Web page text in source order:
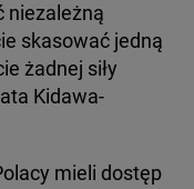
niezależną
skasować jedną
żadnej siły
Kidawa-
mieli dostęp